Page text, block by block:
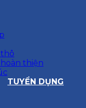
thiện
TUYỂN DỤNG